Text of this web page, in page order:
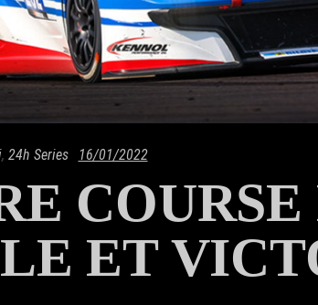
, 24h Series 16/01/2022
COURSE
ET